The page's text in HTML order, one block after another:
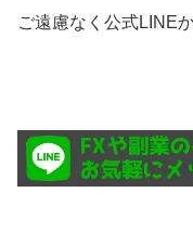
ご遠慮なく公式LINE